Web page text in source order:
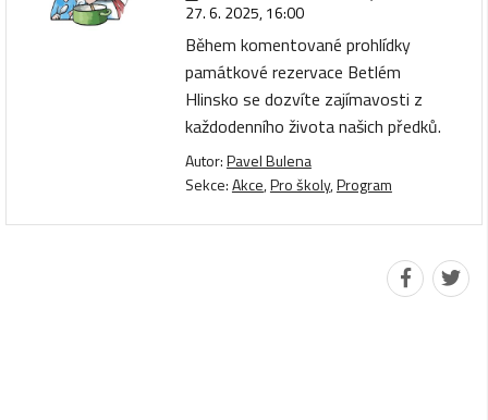
27. 6. 2025, 16:00
Během komentované prohlídky
památkové rezervace Betlém
Hlinsko se dozvíte zajímavosti z
každodenního života našich předků.
Autor:Pavel Bulena
Sekce:Akce,Pro školy,Program